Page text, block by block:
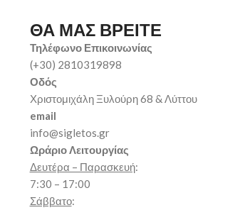
ΘΑ ΜΑΣ ΒΡΕΙΤΕ
Τηλέφωνο Επικοινωνίας
(+30) 2810319898
Οδός
Χριστομιχάλη Ξυλούρη 68 & Λύττου
email
info@sigletos.gr
Ωράριο Λειτουργίας
Δευτέρα – Παρασκευή:
7:30 – 17:00
Σάββατο: